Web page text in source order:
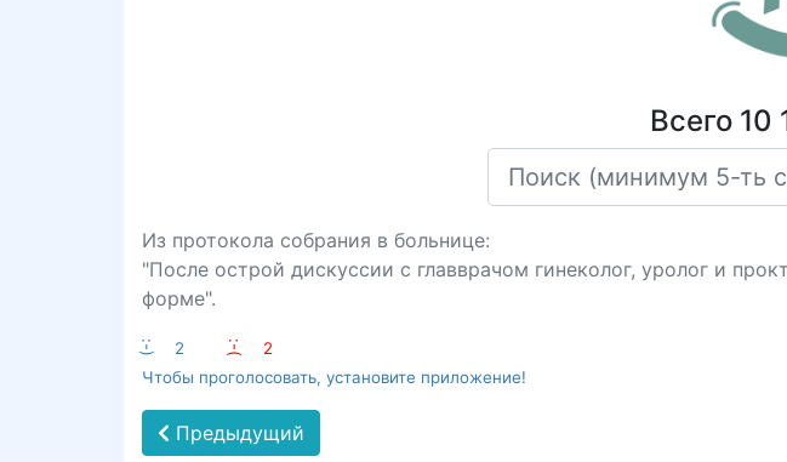
Всего 10
Из протокола собрания в больнице:
"После острой дискуссии с главврачом гинеколог, уролог и
форме".
:-) 2 :-(
2
Чтобы проголосовать, установите приложение!
Предыдущий